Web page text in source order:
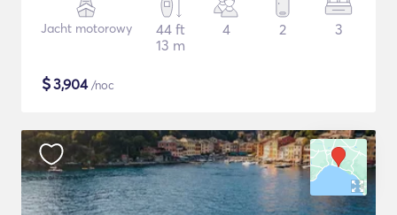
Jacht motorowy
44 ft
13 m
4 2 3
$3,904/noc